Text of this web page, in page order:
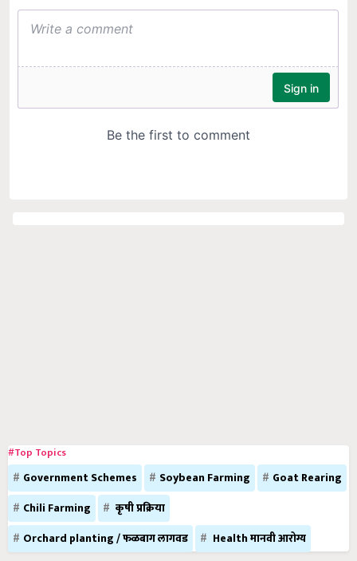
#Top Topics
Government Schemes Soybean Farming
Goat Rearing
Chili Farming
कृषी प्रक्रिया
Orchard planting / फळबाग लागवड
Health मानवी आरोग्य